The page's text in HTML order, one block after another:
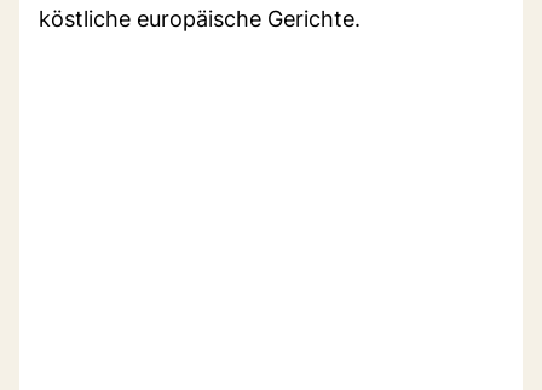
köstliche europäische Gerichte.